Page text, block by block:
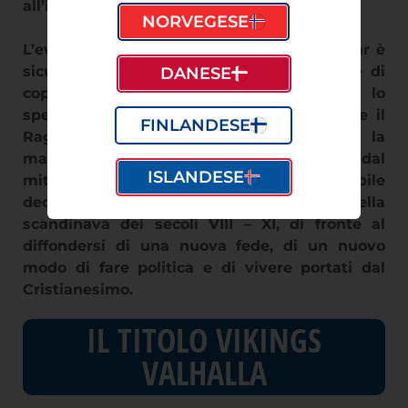
all’incredulità.
L’evoluzione interiore della figura di Ragnar è
sicuramente in parte guidata da esigenze di
copione, tuttavia la riflessione che lo
spettatore può trarne è interessante: forse il
Ragnarǫk non è da intendersi come la
manifestazione letterale di quanto indicato dal
mito, ma piuttosto come il lento e inesorabile
declino dei valori di una società, quella
scandinava dei secoli VIII – XI, di fronte al
diffondersi di una nuova fede, di un nuovo
modo di fare politica e di vivere portati dal
Cristianesimo.
IL TITOLO VIKINGS
VALHALLA
NORVEGESE
DANESE
FINLANDESE
ISLANDESE